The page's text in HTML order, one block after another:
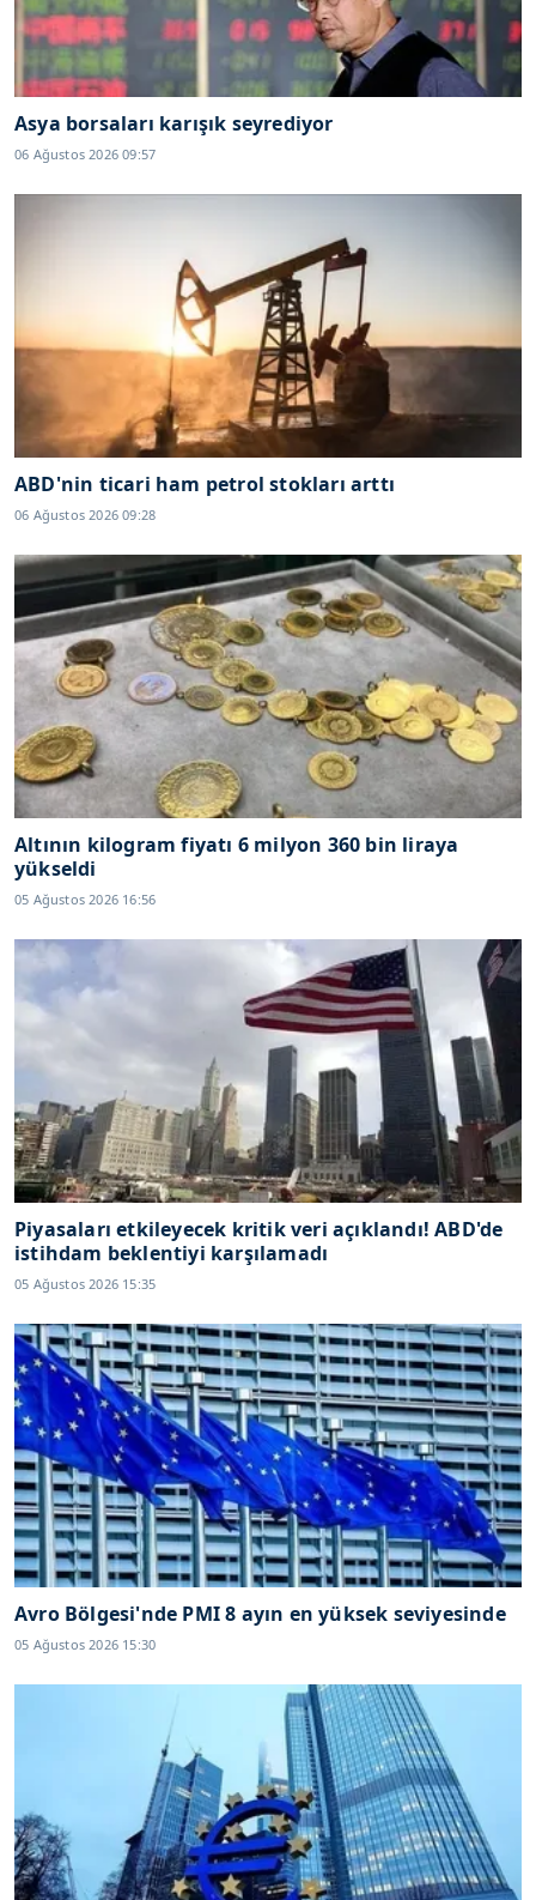
Asya borsaları karışık seyrediyor
06 Ağustos 2026 09:57
ABD'nin ticari ham petrol stokları arttı
06 Ağustos 2026 09:28
Altının kilogram fiyatı 6 milyon 360 bin liraya
yükseldi
05 Ağustos 2026 16:56
Piyasaları etkileyecek kritik veri açıklandı! ABD'de
istihdam beklentiyi karşılamadı
05 Ağustos 2026 15:35
Avro Bölgesi'nde PMI 8 ayın en yüksek seviyesinde
05 Ağustos 2026 15:30